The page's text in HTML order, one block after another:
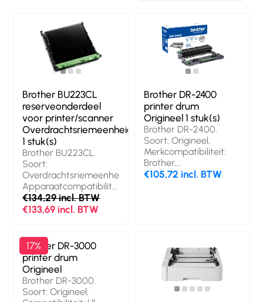
Brother BU223CL
reserveonderdeel
voor printer/scanner
Overdrachtsriemeenheid
1 stuk(s)
Brother BU223CL.
Soort:
Overdrachtsriemeenheid,
Apparaatcompatibiliteit:
Multifunctioneel,
Merkcompatibiliteit:
L3210CW, HL-
L3230CDW, HL-
L3270CDW, HL-
L3290CDW, MFC-
L3710CW, MFC-
L3750CDW and MFC-
€134,29 incl. BTW
€133,69 incl. BTW
Brother DR-2400
printer drum
Origineel 1 stuk(s)
Brother DR-2400.
Soort: Origineel,
Merkcompatibiliteit:
Brother,
Compatibiliteit: HL-
124 mm, Diepte: 172
mm, Hoogte: 353 mm.
Gewicht verpakking:
858 g. Pallet
€105,72 incl. BTW
17%
Brother DR-3000
printer drum
Origineel
Brother DR-3000.
Soort: Origineel,